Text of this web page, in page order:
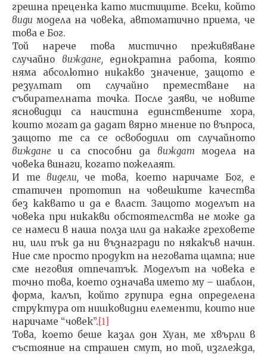
грешна преценка като мистиците. Всеки, който
види модела на човека, автоматично приема, че
това е Бог.
Той нарече това мистично преживяване
случайно виждане, еднократна работа, която
няма абсолютно ни­какво значение, защото е
резултат от случайно премест­ване на
събирателната точка. После заяви, че новите
яс­новидци са наистина единствените хора,
които могат да дадат вярно мнение по въпроса,
защото те са се осво­бодили от случайното
виждане и са способни да виждат модела на
човека винаги, когато пожелаят.
И те видели, че това, което наричаме Бог, е
статичен прототип на човешките качества
без каквато и да е власт. Защото моделът на
човека при никакви обстоя­телства не може да
се намеси в наша полза или да нака­же греховете
ни, или пък да ни възнагради по някакъв начин.
Ние сме просто продукт на неговата щампа; ние
сме неговия отпечатък. Моделът на човека е
точно това, което означава името му – шаблон,
форма, калъп, който групира една определена
структура от нишковидни елементи, които ние
наричаме “човек”.[1]
Това, което беше казал дон Хуан, ме хвърли в
състоя­ние на страшен смут, но той, изглежда,